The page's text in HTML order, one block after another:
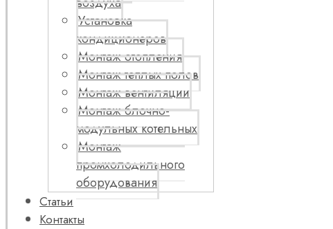
Установка
кондиционеров
Монтаж отопления
Монтаж теплых полов
Монтаж вентиляции
Монтаж блочно-
модульных котельных
Монтаж
промхолодильного
оборудования
Статьи
Контакты